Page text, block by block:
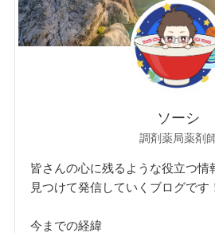
ソーシ
調剤薬局薬剤
皆さんの心に残るような役立つ情
見つけて発信していくブログです
今までの経緯